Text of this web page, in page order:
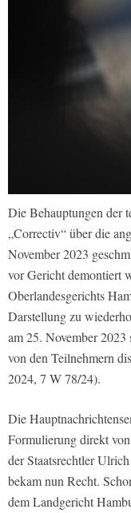
Die Behauptungen der
„Correctiv“ über die
November 2023
vor Gericht demontiert
Oberlandesgerichts
Darstellung zu
am 25. November 2023
von den Teilnehmern
2024, 7 W 78/24).
Die
Formulierung direkt
der Staatsrechtler
bekam nun Recht.
dem Landgericht